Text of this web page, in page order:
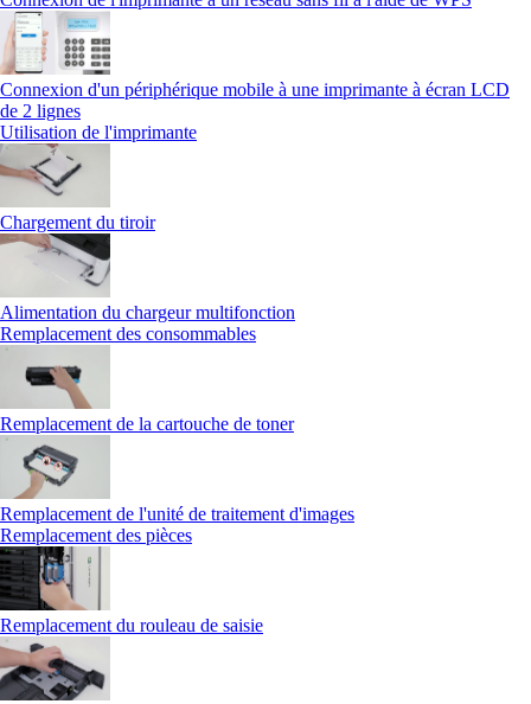
Connexion d'un périphérique mobile à une imprimante à écran LCD
de 2 lignes
Utilisation de l'imprimante
Chargement du tiroir
Alimentation du chargeur multifonction
Remplacement des consommables
Remplacement de la cartouche de toner
Remplacement de l'unité de traitement d'images
Remplacement des pièces
Remplacement du rouleau de saisie